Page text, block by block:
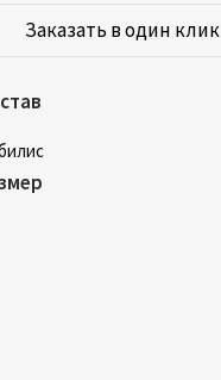
Заказать в один клик